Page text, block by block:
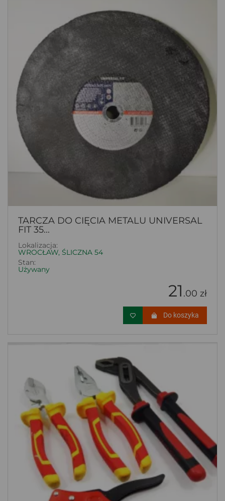
TARCZA DO CIĘCIA METALU UNIVERSAL
FIT 35...
Lokalizacja:
WROCŁAW, ŚLICZNA 54
Stan:
Używany
21 .00 zł
Do koszyka